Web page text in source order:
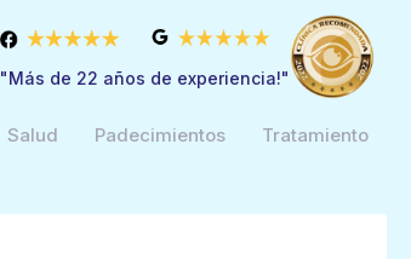
"Más de 22 años de experiencia!"
Salud Padecimientos Tratamiento